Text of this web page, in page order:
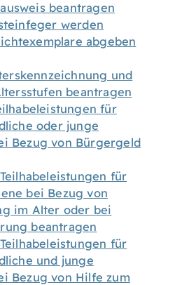
beantragen
werden
abgeben
und
beantragen
für
oder junge
Bezug von Bürgergeld
für
bei Bezug von
im Alter oder bei
beantragen
für
und junge
Bezug von Hilfe zum